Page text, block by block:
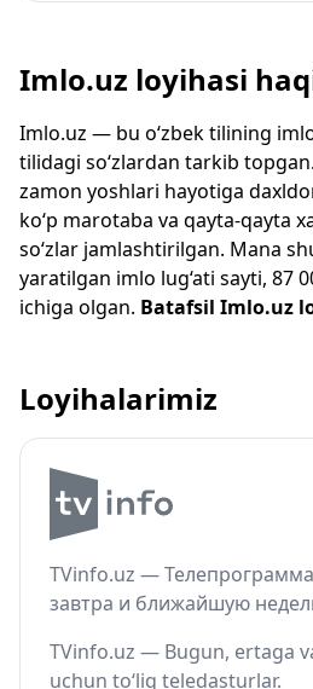
Imlo.uz loyihasi
Imlo.uz — bu o‘zbek tilining imlo
tilidagi so‘zlardan tarkib
zamon yoshlari hayotiga
ko‘p marotaba va qayta-qayta
so‘zlar jamlashtirilgan. Mana
yaratilgan imlo lug‘ati sayti, 87
ichiga olgan. Batafsil Imlo.uz
Loyihalarimiz
TVinfo.uz —
завтра и ближайшую
TVinfo.uz — Bugun, ertaga
uchun to‘liq teledasturlar.